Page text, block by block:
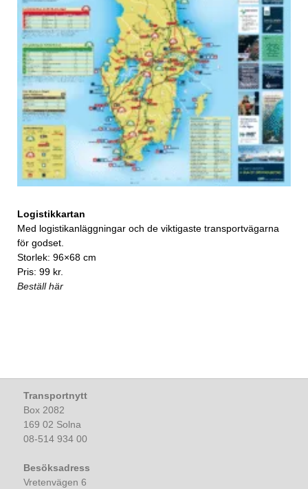
Logistikkartan
Med logistikanläggningar och de viktigaste transportvägarna
för godset.
Storlek: 96×68 cm
Pris: 99 kr.
Beställ här
Transportnytt
Box 2082
169 02 Solna
08-514 934 00
Besöksadress
Vretenvägen 6